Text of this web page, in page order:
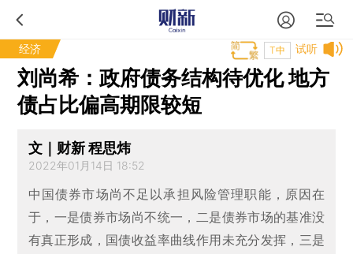
经济 试听
T中
刘尚希：政府债务结构待优化 地方
债占比偏高期限较短
文｜财新 程思炜
2022年01月14日 18:52
中国债券市场尚不足以承担风险管理职能，原因在
于，一是债券市场尚不统一，二是债券市场的基准没
有真正形成，国债收益率曲线作用未充分发挥，三是